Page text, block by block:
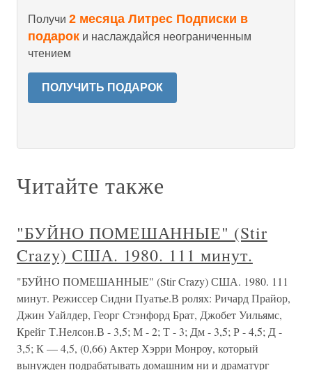
Получи 2 месяца Литрес Подписки в
подарок и наслаждайся неограниченным
чтением
ПОЛУЧИТЬ ПОДАРОК
Читайте также
"БУЙНО ПОМЕШАННЫЕ" (Stir
Crazy) США. 1980. 111 минут.
"БУЙНО ПОМЕШАННЫЕ" (Stir Crazy) США. 1980. 111
минут. Режиссер Сидни Пуатье.В ролях: Ричард Прайор,
Джин Уайлдер, Георг Стэнфорд Брат, Джобет Уильямс,
Крейг Т.Нелсон.В - 3,5; М - 2; Т - 3; Дм - 3,5; Р - 4,5; Д -
3,5; К — 4,5, (0,66) Актер Хэрри Монроу, который
вынужден подрабатывать домашним ни и драматург